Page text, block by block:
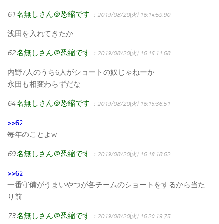
61名無しさん＠恐縮です ：2019/08/20(火) 16:14:59.90
浅田を入れてきたか
62名無しさん＠恐縮です ：2019/08/20(火) 16:15:11.68
内野7人のうち6人がショートの奴じゃねーか
永田も相変わらずだな
64名無しさん＠恐縮です ：2019/08/20(火) 16:15:36.51
>>62
毎年のことよw
69名無しさん＠恐縮です ：2019/08/20(火) 16:18:18.62
>>62
一番守備がうまいやつが各チームのショートをするから当た
り前
73名無しさん＠恐縮です ：2019/08/20(火) 16:20:19.75